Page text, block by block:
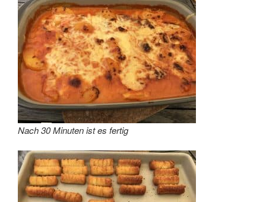
Nach 30 Minuten ist es fertig